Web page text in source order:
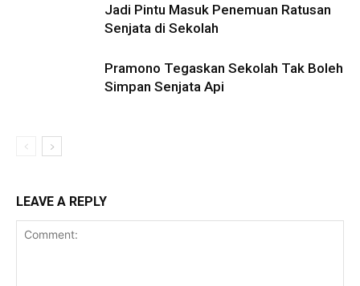
Jadi Pintu Masuk Penemuan Ratusan
Senjata di Sekolah
Pramono Tegaskan Sekolah Tak Boleh
Simpan Senjata Api
LEAVE A REPLY